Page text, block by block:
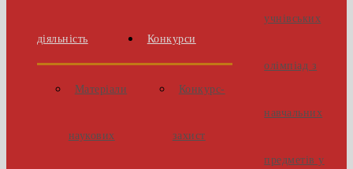
діяльність
Матеріали
наукових
Конкурси
Конкурс-
захист
учнівських
олімпіад з
навчальних
предметів у